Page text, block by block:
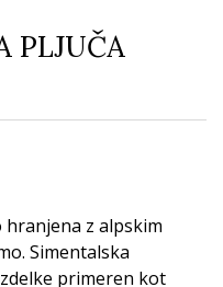
PLJUČA
z alpskim
Simentalska
primeren kot